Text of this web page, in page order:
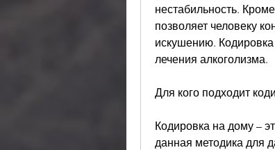
нестабильность.
позволяет человеку
искушению.
лечения алкоголизма.
Для кого подходит
Кодировка на дому –
данная методика для